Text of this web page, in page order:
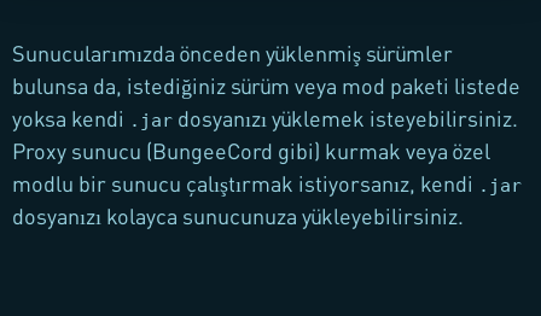
Sunucularımızda önceden yüklenmiş sürümler
bulunsa da, istediğiniz sürüm veya mod paketi listede
yoksa kendi .jar dosyanızı yüklemek isteyebilirsiniz.
Proxy sunucu (BungeeCord gibi) kurmak veya özel
modlu bir sunucu çalıştırmak istiyorsanız, kendi .jar
dosyanızı kolayca sunucunuza yükleyebilirsiniz.